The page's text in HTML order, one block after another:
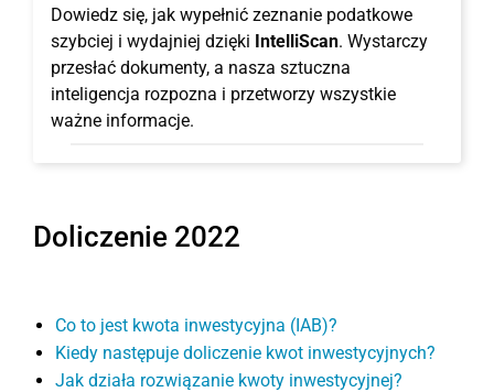
Dowiedz się, jak wypełnić zeznanie podatkowe
szybciej i wydajniej dzięki IntelliScan. Wystarczy
przesłać dokumenty, a nasza sztuczna
inteligencja rozpozna i przetworzy wszystkie
ważne informacje.
Doliczenie 2022
Co to jest kwota inwestycyjna (IAB)?
Kiedy następuje doliczenie kwot inwestycyjnych?
Jak działa rozwiązanie kwoty inwestycyjnej?